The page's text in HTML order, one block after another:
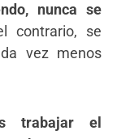
nunca se
contrario, se
vez menos
trabajar el